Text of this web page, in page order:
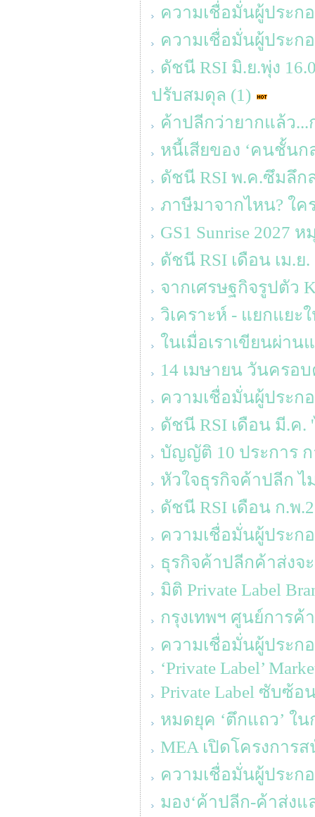
ความเชื่อมั่นผู้ประก
ความเชื่อมั่นผู้ประก
ดัชนี RSI มิ.ย.พุ่ง
ปรับสมดุล (1)
ค้าปลีกว่ายากแล้ว...
หนี้เสียของ ‘คนชั้นก
ดัชนี RSI พ.ค.ซึมลึก
ภาษีมาจากไหน? ใค
GS1 Sunrise 2027
ดัชนี RSI เดือน เม.ย
จากเศรษฐกิจรูปตัว
วิเคราะห์ - แยกแยะใ
ในเมื่อเราเขียนผ่า
14 เมษายน วันครอ
ความเชื่อมั่นผู้ประก
ดัชนี RSI เดือน มี.ค.
บัญญัติ 10 ประการ ก
หัวใจธุรกิจค้าปลีก ไ
ดัชนี RSI เดือน ก.พ
ความเชื่อมั่นผู้ประก
ธุรกิจค้าปลีกค้าส่งจ
มิติ Private Label
กรุงเทพฯ ศูนย์การค้
ความเชื่อมั่นผู้ประก
‘Private Label’
Private Label ซับซ้
หมดยุค ‘ตึกแถว’ ใ
MEA เปิดโครงการส
ความเชื่อมั่นผู้ประก
มอง‘ค้าปลีก-ค้าส่งแ